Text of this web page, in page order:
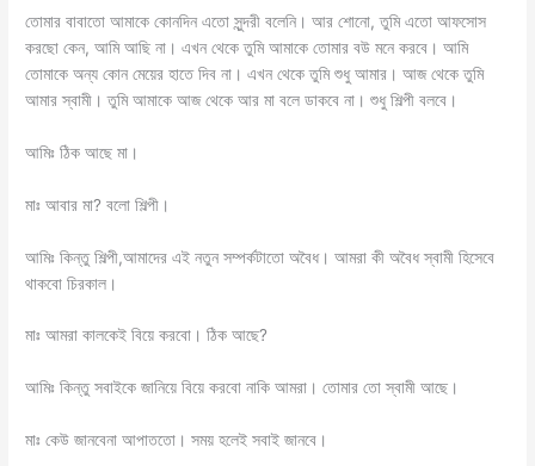
তোমার বাবাতো আমাকে কোনদিন এতো সুন্দরী বলেনি। আর শোনো, তুমি এতো আফসোস
করছো কেন, আমি আছি না। এখন থেকে তুমি আমাকে তোমার বউ মনে করবে। আমি
তোমাকে অন্য কোন মেয়ের হাতে দিব না। এখন থেকে তুমি শুধু আমার। আজ থেকে তুমি
আমার স্বামী। তুমি আমাকে আজ থেকে আর মা বলে ডাকবে না। শুধু শিল্পী বলবে।
আমিঃ ঠিক আছে মা।
মাঃ আবার মা? বলো শিল্পী।
আমিঃ কিন্তু শিল্পী,আমাদের এই নতুন সম্পর্কটাতো অবৈধ। আমরা কী অবৈধ স্বামী হিসেবে
থাকবো চিরকাল।
মাঃ আমরা কালকেই বিয়ে করবো। ঠিক আছে?
আমিঃ কিন্তু সবাইকে জানিয়ে বিয়ে করবো নাকি আমরা। তোমার তো স্বামী আছে।
মাঃ কেউ জানবেনা আপাততো। সময় হলেই সবাই জানবে।